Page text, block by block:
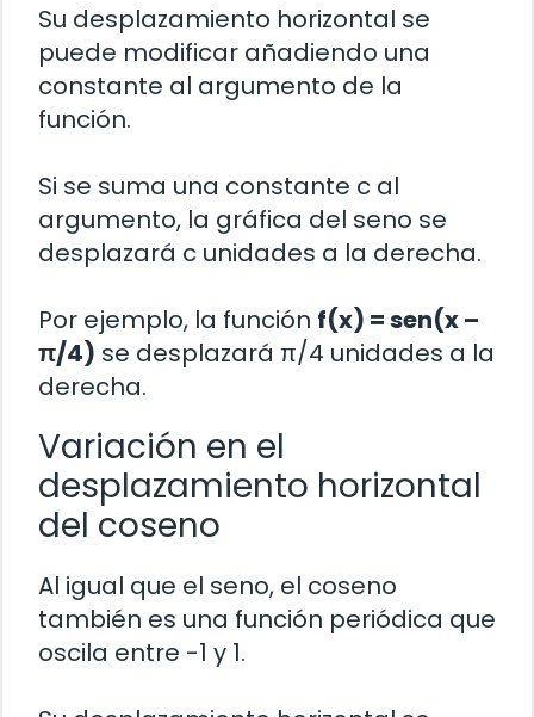
Su desplazamiento horizontal se
puede modificar añadiendo una
constante al argumento de la
función.
Si se suma una constante c al
argumento, la gráfica del seno se
desplazará c unidades a la derecha.
Por ejemplo, la función f(x) = sen(x –
π/4) se desplazará π/4 unidades a la
derecha.
Variación en el
desplazamiento horizontal
del coseno
Al igual que el seno, el coseno
también es una función periódica que
oscila entre -1 y 1.